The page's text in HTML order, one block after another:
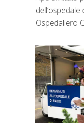
dell’ospedale
Ospedaliero